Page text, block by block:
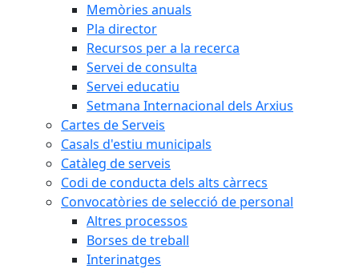
Memòries anuals
Pla director
Recursos per a la recerca
Servei de consulta
Servei educatiu
Setmana Internacional dels Arxius
Cartes de Serveis
Casals d'estiu municipals
Catàleg de serveis
Codi de conducta dels alts càrrecs
Convocatòries de selecció de personal
Altres processos
Borses de treball
Interinatges